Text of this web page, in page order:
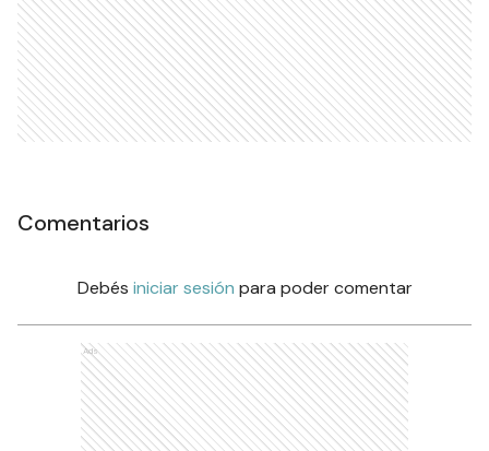
Comentarios
Debés iniciar sesión para poder comentar
Ads